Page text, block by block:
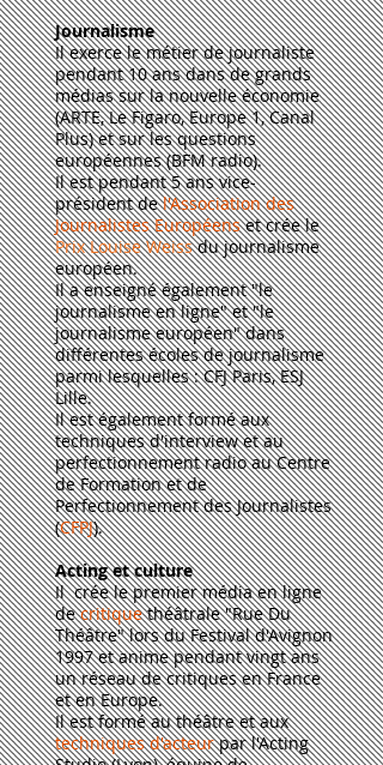
Journalisme
Il exerce le métier de journaliste
pendant 10 ans dans de grands
médias sur la nouvelle économie
(ARTE, Le Figaro, Europe 1, Canal
Plus) et sur les questions
européennes (BFM radio).
Il est pendant 5 ans vice-
président del'Association des
Journalistes Européenset crée le
Prix Louise Weissdu journalisme
européen.
Il a enseigné également "le
journalisme en ligne" et "le
journalisme européen" dans
différentes écoles de journalisme
parmi lesquelles :CFJ Paris, ESJ
Lille.
Il est également formé aux
techniques d'interview et au
perfectionnement radio au Centre
de Formation et de
Perfectionnement des Journalistes
(CFPJ).
Acting et culture
Il crée le premier média en ligne
decritiquethéâtrale "Rue Du
Théâtre" lors du Festival d'Avignon
1997 et anime pendant vingt ans
un réseau de critiques en France
et en Europe.
Il est formé au théâtre et aux
techniques d'acteurpar l'Acting